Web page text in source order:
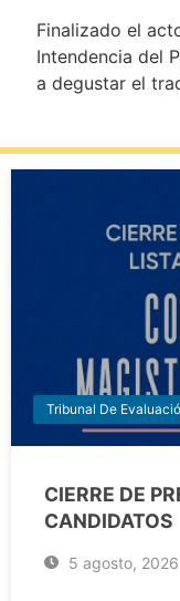
Finalizado el
Intendencia del
a degustar el
Tribunal De
CIERRE DE
CANDIDATOS
5 agosto, 2026